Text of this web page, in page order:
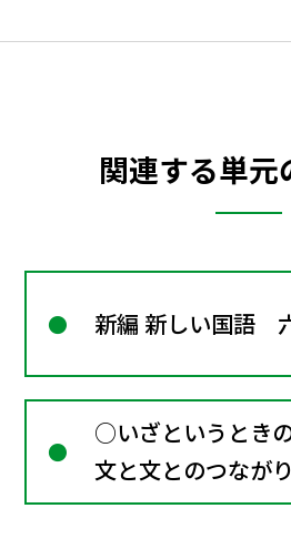
関連する単元
新編 新しい国語
○いざというとき
文と文とのつなが
親しもう／文字の